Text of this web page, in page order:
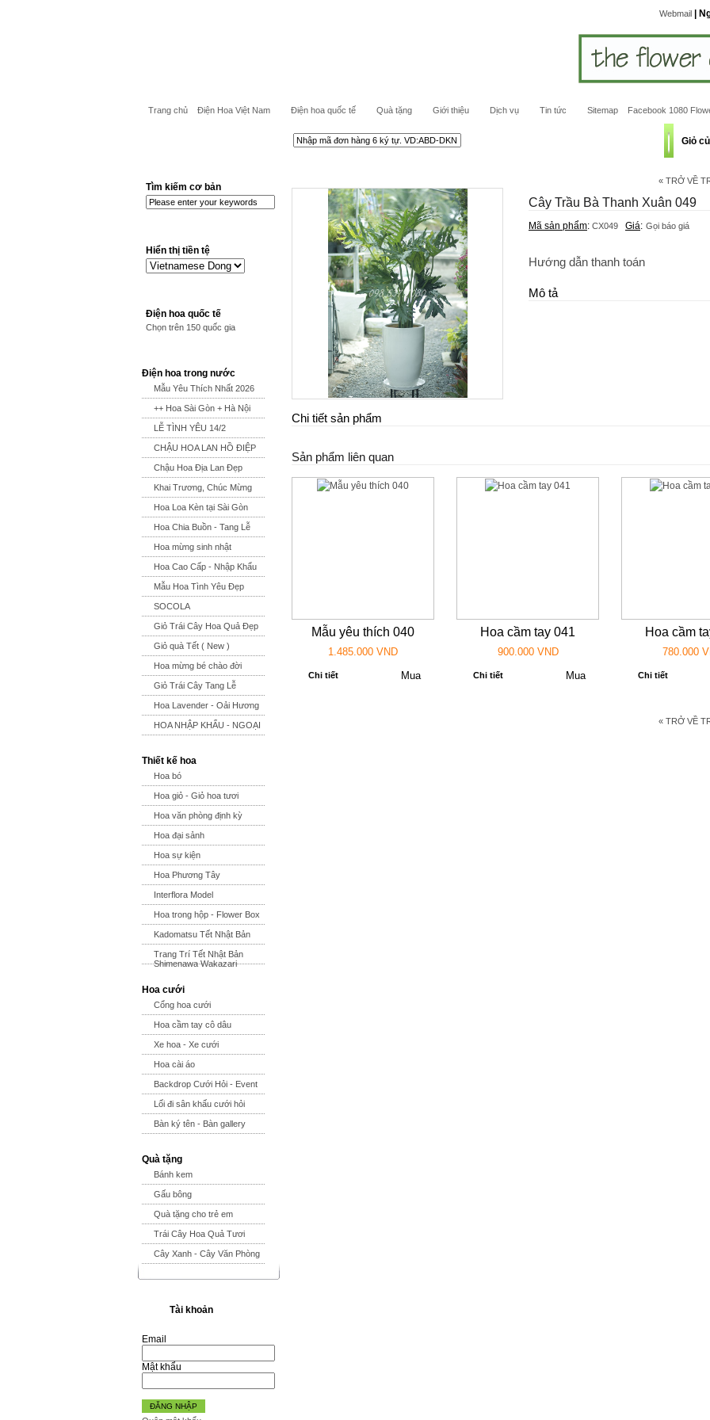
Webmail |
Trang chủ Điện Hoa Việt Nam Điện hoa quốc tế Quà tặng Giới thiệu Dịch vụ Tin tức Sitemap Facebook 1080
Giỏ
Tìm kiếm cơ bản
Hiển thị tiền tệ
Điện hoa quốc tế
Chọn trên 150 quốc gia
Điện hoa trong nước
Mẫu Yêu Thích Nhất 2026
++ Hoa Sài Gòn + Hà Nội
LỄ TÌNH YÊU 14/2
CHẬU HOA LAN HỒ ĐIỆP
Chậu Hoa Địa Lan Đẹp
Khai Trương, Chúc Mừng
Hoa Loa Kèn tại Sài Gòn
Hoa Chia Buồn - Tang Lễ
Hoa mừng sinh nhật
Hoa Cao Cấp - Nhập Khẩu
Mẫu Hoa Tình Yêu Đẹp
SOCOLA
Giỏ Trái Cây Hoa Quả Đẹp
Giỏ quà Tết ( New )
Hoa mừng bé chào đời
Giỏ Trái Cây Tang Lễ
Hoa Lavender - Oải Hương
HOA NHẬP KHẨU - NGOẠI
Thiết kế hoa
Hoa bó
Hoa giỏ - Giỏ hoa tươi
Hoa văn phòng định kỳ
Hoa đại sảnh
Hoa sự kiện
Hoa Phương Tây
Interflora Model
Hoa trong hộp - Flower Box
Kadomatsu Tết Nhật Bản
Trang Trí Tết Nhật Bản
Shimenawa Wakazari
Hoa cưới
Cổng hoa cưới
Hoa cầm tay cô dâu
Xe hoa - Xe cưới
Hoa cài áo
Backdrop Cưới Hỏi - Event
Lối đi sân khấu cưới hỏi
Bàn ký tên - Bàn gallery
Quà tặng
Bánh kem
Gấu bông
Quà tặng cho trẻ em
Trái Cây Hoa Quả Tươi
Cây Xanh - Cây Văn Phòng
Tài khoản
Email
Mật khẩu
ĐĂNG NHẬP
« TRỞ VỀ
Cây Trầu Bà Thanh Xuân 049
Mã sản phẩm: CX049 Giá: Gọi báo giá
Hướng dẫn thanh toán
Mô tả
Chi tiết sản phẩm
Sản phẩm liên quan
Mẫu yêu thích 040
1.485.000 VND
Chi tiết
Hoa cầm tay 041
900.000 VND
Chi tiết
Hoa cầm
780.000
Chi tiết
« TRỞ VỀ